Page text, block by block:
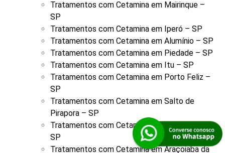
Tratamentos com Cetamina em Mairinque –
SP
Tratamentos com Cetamina em Iperó – SP
Tratamentos com Cetamina em Alumínio – SP
Tratamentos com Cetamina em Piedade – SP
Tratamentos com Cetamina em Itu – SP
Tratamentos com Cetamina em Porto Feliz –
SP
Tratamentos com Cetamina em Salto de
Pirapora – SP
Tratamentos com Cetamina em Votorantim –
SP
Tratamentos com Cetamina em Araçoiaba da